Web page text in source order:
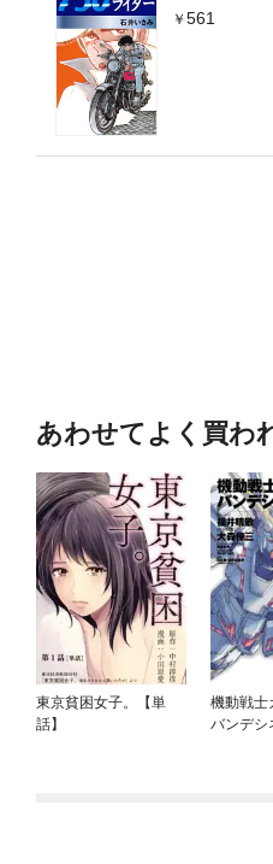
561
あわせてよく買わ
東京貧困女子。【単
話】
機動戦士
バンデシ